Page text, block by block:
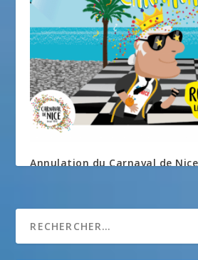
Annulation du Carnaval de